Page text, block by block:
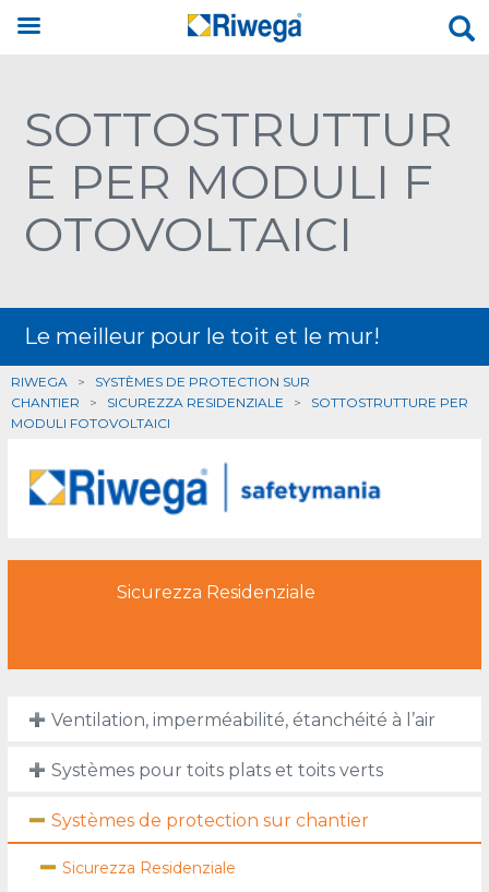
SOTTOSTRUTTUR
E PER MODULI F
OTOVOLTAICI
Le meilleur pour le toit et le mur!
RIWEGA > SYSTÈMES DE PROTECTION SUR
CHANTIER > SICUREZZA RESIDENZIALE > SOTTOSTRUTTURE PER
MODULI FOTOVOLTAICI
Sicurezza Residenziale
Ventilation, imperméabilité, étanchéité à l’air
Systèmes pour toits plats et toits verts
Systèmes de protection sur chantier
Sicurezza Residenziale